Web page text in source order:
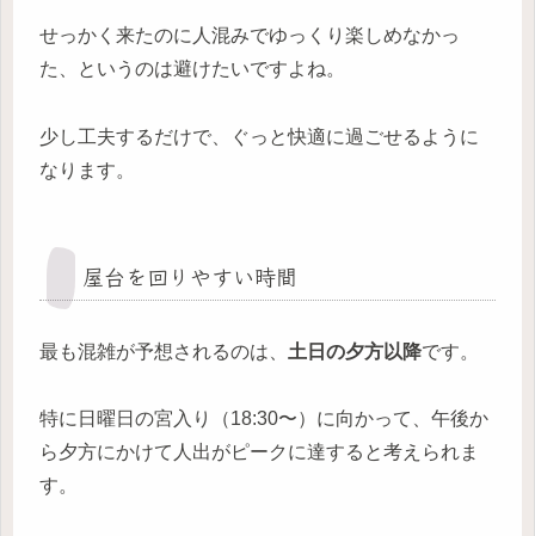
せっかく来たのに人混みでゆっくり楽しめなかっ
た、というのは避けたいですよね。
少し工夫するだけで、ぐっと快適に過ごせるように
なります。
屋台を回りやすい時間
最も混雑が予想されるのは、 土日の夕方以降です。
特に日曜日の宮入り（18:30〜）に向かって、午後か
ら夕方にかけて人出がピークに達すると考えられま
す。